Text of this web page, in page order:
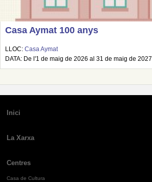
Casa Aymat 100 anys
LLOC: Casa Aymat
DATA: De l'1 de maig de 2026 al 31 de maig de 2027
Inici
La Xarxa
Centres
Casa de Cultura